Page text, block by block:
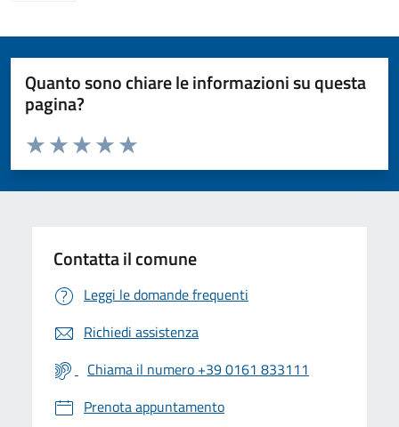
Quanto sono chiare le informazioni su questa
pagina?
Valuta da 1 a 5 stelle la pagina
Valuta 5 stelle su 5
Valuta 4 stelle su 5
Valuta 3 stelle su 5
Valuta 2 stelle su 5
Valuta 1 stelle su 5
Contatta il comune
Leggi le domande frequenti
Richiedi assistenza
Chiama il numero +39 0161 833111
Prenota appuntamento